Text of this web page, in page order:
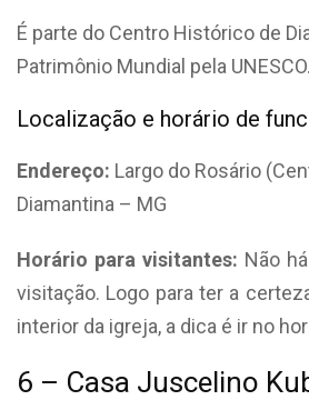
É parte do Centro Histórico de
Patrimônio Mundial pela UNESCO.
Localização e horário de
Endereço: Largo do Rosário
Diamantina – MG
Horário para visitantes: Não
visitação. Logo para ter a
interior da igreja, a dica é ir no
6 – Casa Juscelino